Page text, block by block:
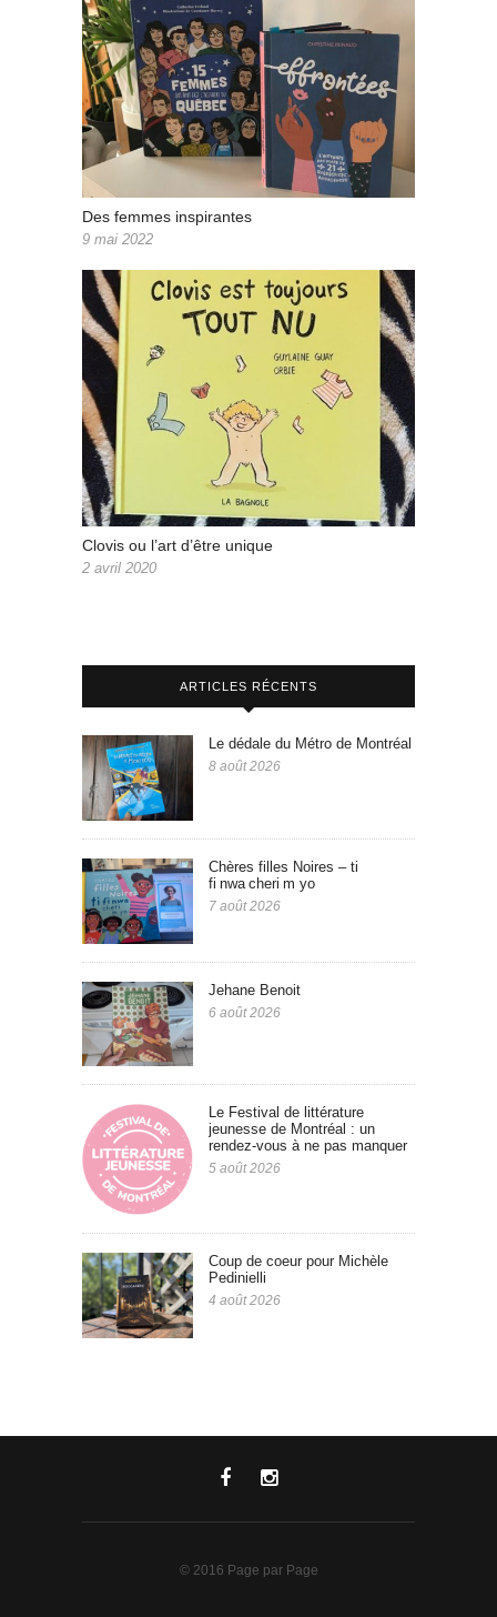
Des femmes inspirantes
9 mai 2022
Clovis ou l’art d’être unique
2 avril 2020
ARTICLES RÉCENTS
Le dédale du Métro de Montréal
8 août 2026
Chères filles Noires – ti
fi nwa cheri m yo
7 août 2026
Jehane Benoit
6 août 2026
Le Festival de littérature
jeunesse de Montréal : un
rendez-vous à ne pas manquer
5 août 2026
Coup de coeur pour Michèle
Pedinielli
4 août 2026
© 2016 Page par Page